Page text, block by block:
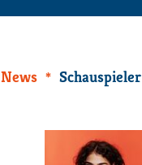
News Schauspieler